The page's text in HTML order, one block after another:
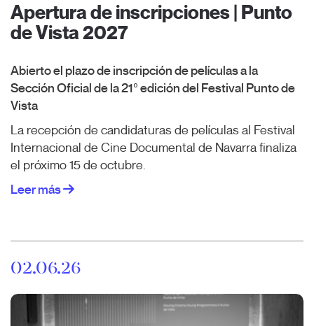
Apertura de inscripciones | Punto
de Vista 2027
Abierto el plazo de inscripción de películas a la
Sección Oficial de la 21º edición del Festival Punto de
Vista
La recepción de candidaturas de películas al Festival
Internacional de Cine Documental de Navarra finaliza
el próximo 15 de octubre.
Leer más
02.06.26